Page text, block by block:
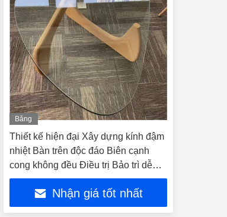
Băng
hình
Thiết kế hiện đại Xây dựng kính đậm
nhiệt Bàn trên độc đáo Biên cạnh
cong không đều Điều trị Bảo trì dễ
dàng
Nhận giá tốt nhất